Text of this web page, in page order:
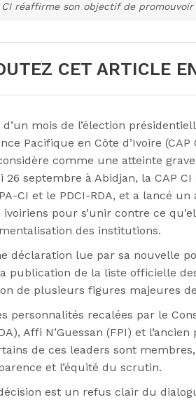
CI réaffirme son objectif de
CET ARTICLE
d’un mois de l’élection
Pacifique en Côte d’Ivoire
comme une atteinte
26 septembre à Abidjan, la CAP
CI et le PDCI-RDA, et a lancé
ivoiriens pour s’unir contre ce
des institutions.
déclaration lue par sa nouvelle
publication de la liste officielle
de plusieurs figures majeures
personnalités recalées par le
Affi N’Guessan (FPI) et
de ces leaders sont
et l’équité du scrutin.
est un refus clair du